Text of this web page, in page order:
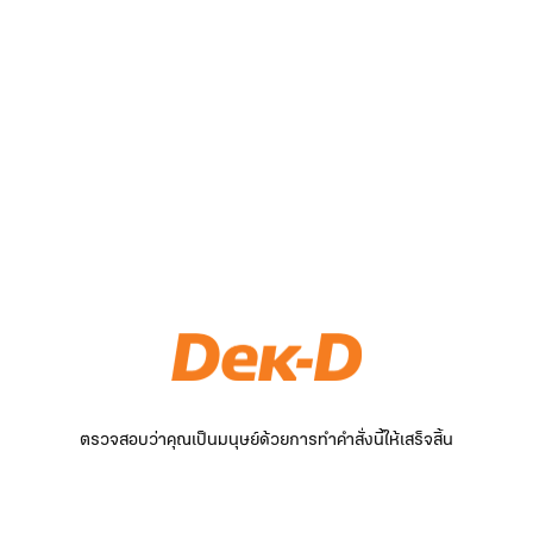
ตรวจสอบว่าคุณเป็นมนุษย์ด้วยการทำคำสั่งนี้ให้เสร็จสิ้น